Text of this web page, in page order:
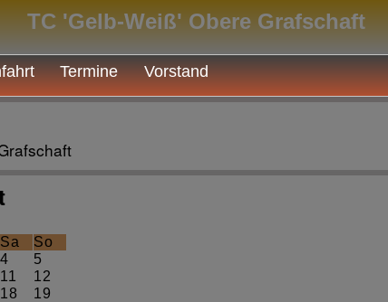
TC 'Gelb-Weiß' Obere Grafschaft
Termine Vorstand
Sa
So
4
5
11
12
18
19